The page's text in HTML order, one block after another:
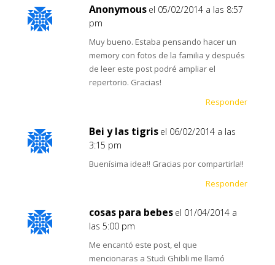
Anonymous el 05/02/2014 a las 8:57
pm
Muy bueno. Estaba pensando hacer un
memory con fotos de la familia y después
de leer este post podré ampliar el
repertorio. Gracias!
Responder
Bei y las tigris el 06/02/2014 a las
3:15 pm
Buenísima idea!! Gracias por compartirla!!
Responder
cosas para bebes el 01/04/2014 a
las 5:00 pm
Me encantó este post, el que
mencionaras a Studi Ghibli me llamó